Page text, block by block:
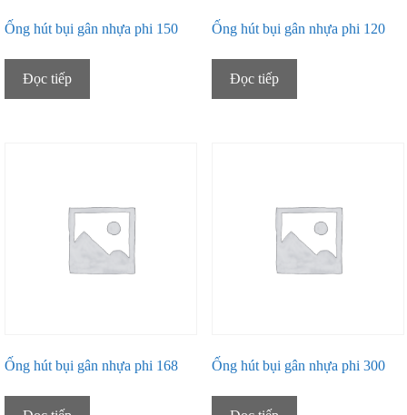
Ống hút bụi gân nhựa phi 150
Đọc tiếp
Ống hút bụi gân nhựa phi 120
Đọc tiếp
Ống hút bụi gân nhựa phi 168 Ống hút bụi gân nhựa phi 300